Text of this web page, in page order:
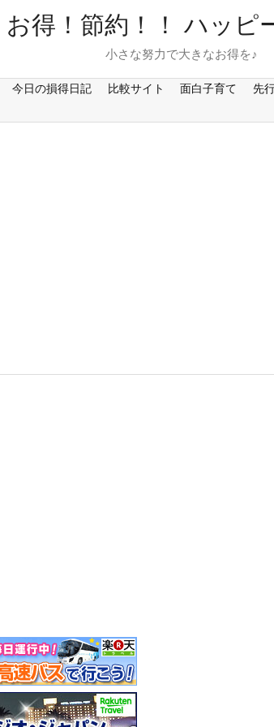
お得！節約！！ ハッピ
小さな努力で大きなお得を♪
今日の損得日記 比較サイト 面白子育て 先